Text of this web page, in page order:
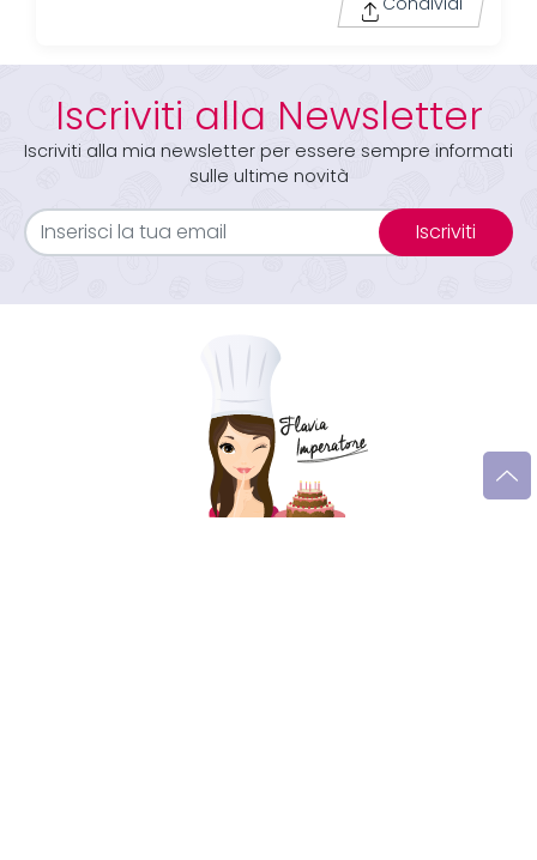
Condividi
Iscriviti alla Newsletter
Iscriviti alla mia newsletter per essere sempre informati
sulle ultime novità
Iscriviti